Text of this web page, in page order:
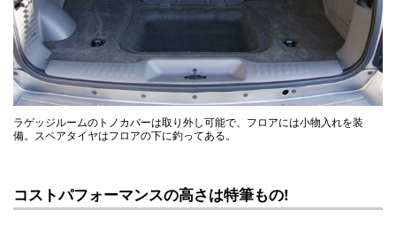
ラゲッジルームのトノカバーは取り外し可能で、フロアには小物入れを装
備。スペアタイヤはフロアの下に釣ってある。
コストパフォーマンスの高さは特筆もの!